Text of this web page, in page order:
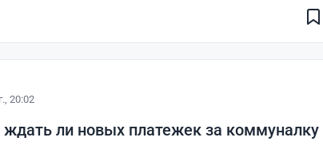
20:02
ждать ли новых платежек за коммуналку